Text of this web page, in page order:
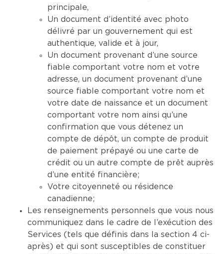
principale,
Un document d’identité avec photo
délivré par un gouvernement qui est
authentique, valide et à jour,
Un document provenant d’une source
fiable comportant votre nom et votre
adresse, un document provenant d’une
source fiable comportant votre nom et
votre date de naissance et un document
comportant votre nom ainsi qu’une
confirmation que vous détenez un
compte de dépôt, un compte de produit
de paiement prépayé ou une carte de
crédit ou un autre compte de prêt auprès
d’une entité financière;
Votre citoyenneté ou résidence
canadienne;
Les renseignements personnels que vous nous
communiquez dans le cadre de l’exécution des
Services (tels que définis dans la section 4 ci-
après) et qui sont susceptibles de constituer